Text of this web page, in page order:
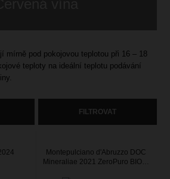
mírně pod pokojovou teplotou při 16 – 18
teploty na ideální teplotu podávání
FILTROVAT
Montepulciano d'Abruzzo DOC
Mineraliae 2021 ZeroPuro BIO…